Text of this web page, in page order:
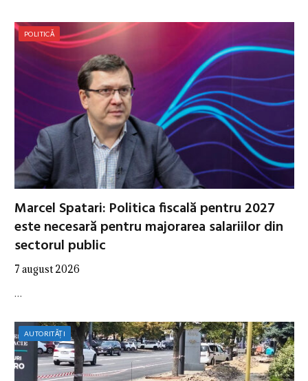
POLITICĂ
Marcel Spatari: Politica fiscală pentru 2027
este necesară pentru majorarea salariilor din
sectorul public
7 august 2026
…
AUTORITĂȚI